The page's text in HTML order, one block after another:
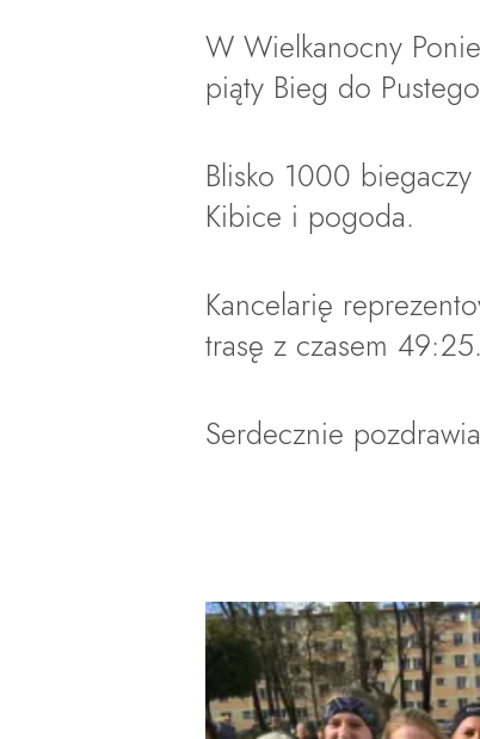
W Wielkanocny
piąty Bieg do
Blisko 1000
Kibice i pogoda.
Kancelarię
trasę z czasem 49:25.
Serdecznie